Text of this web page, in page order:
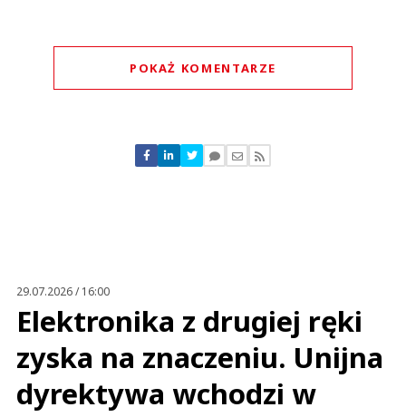
POKAŻ KOMENTARZE
Nie znaleziono komentarzy
Zostaw swoje komentarze
29.07.2026 / 16:00
Elektronika z drugiej ręki
zyska na znaczeniu. Unijna
dyrektywa wchodzi w